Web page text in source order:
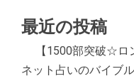
最近の投稿
【1500部突破☆ロ
ネット占いのバイブ